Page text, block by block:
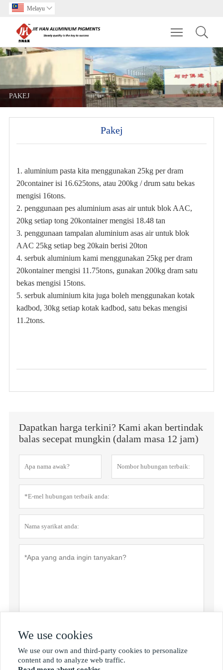
Melayu 
Toggle
PAKEJ
Pakej
1. aluminium pasta kita menggunakan 25kg per dram
20container isi 16.625tons, atau 200kg / drum satu bekas
mengisi 16tons.
2. penggunaan pes aluminium asas air untuk blok AAC,
20kg setiap tong 20kontainer mengisi 18.48 tan
3. penggunaan tampalan aluminium asas air untuk blok
AAC 25kg setiap beg 20kain berisi 20ton
4. serbuk aluminium kami menggunakan 25kg per dram
20kontainer mengisi 11.75tons, gunakan 200kg dram satu
bekas mengisi 15tons.
5. serbuk aluminium kita juga boleh menggunakan kotak
kadbod, 30kg setiap kotak kadbod, satu bekas mengisi
11.2tons.
Dapatkan harga terkini? Kami akan bertindak
balas secepat mungkin (dalam masa 12 jam)
We use cookies
We use our own and third-party cookies to personalize
content and to analyze web traffic.